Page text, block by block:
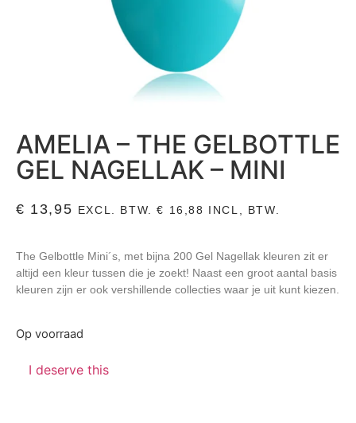
AMELIA – THE GELBOTTLE
GEL NAGELLAK – MINI
€ 13,95 EXCL. BTW.€ 16,88 INCL, BTW.
The Gelbottle Mini´s, met bijna 200 Gel Nagellak kleuren zit er
altijd een kleur tussen die je zoekt! Naast een groot aantal basis
kleuren zijn er ook vershillende collecties waar je uit kunt kiezen.
Op voorraad
I deserve this